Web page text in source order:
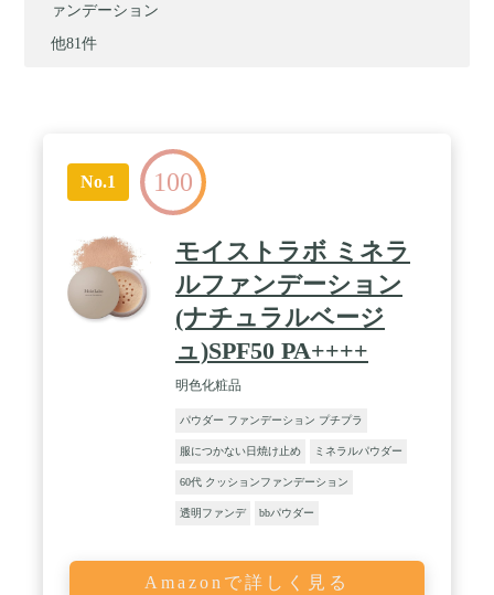
ァンデーション
他81件
No.1 100
モイストラボ ミネラ
ルファンデーション
(ナチュラルベージ
ュ)SPF50 PA++++
明色化粧品
パウダー ファンデーション プチプラ
服につかない日焼け止め ミネラルパウダー
60代 クッションファンデーション
透明ファンデ bbパウダー
Amazonで詳しく見る